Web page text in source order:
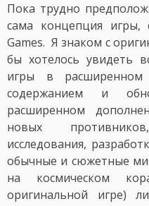
Пока трудно
сама концепция игры,
Games. Я знаком с
бы хотелось увидеть
игры в
содержанием и
расширенном
новых
исследования,
обычные и сюжетные
на космическом
оригинальной игре)